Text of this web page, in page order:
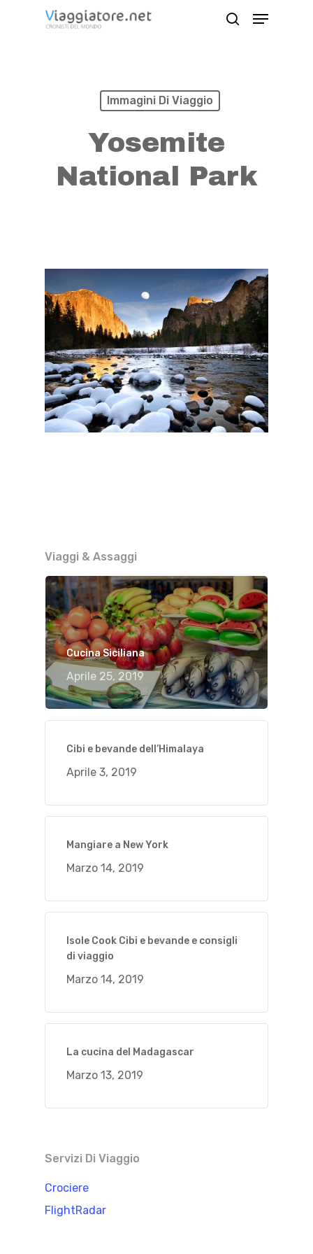
Menu
Immagini Di Viaggio
Yosemite
National Park
Viaggi & Assaggi
Cucina Siciliana
Aprile 25, 2019
Cibi e bevande dell’Himalaya
Aprile 3, 2019
Mangiare a New York
Marzo 14, 2019
Isole Cook Cibi e bevande e consigli
di viaggio
Marzo 14, 2019
La cucina del Madagascar
Marzo 13, 2019
Servizi Di Viaggio
Crociere
FlightRadar